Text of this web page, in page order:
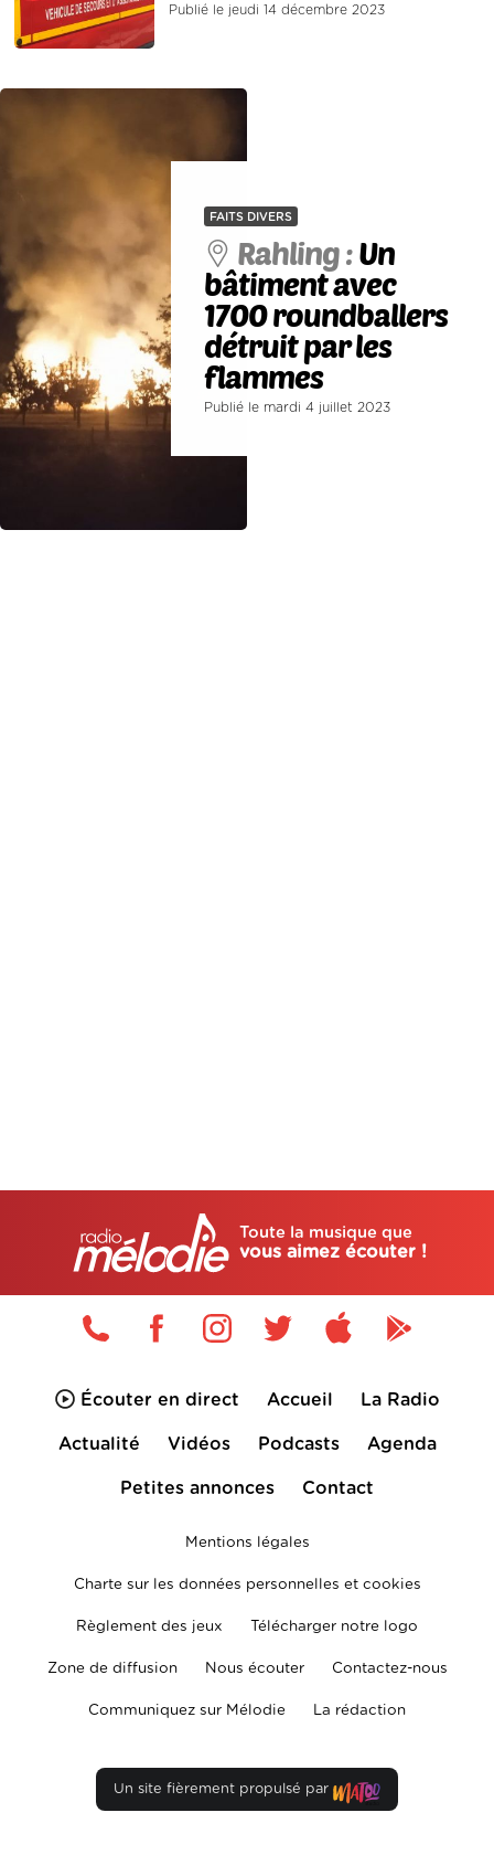
Publié le jeudi 14 décembre 2023
FAITS DIVERS
Rahling :Un
bâtiment avec
1700 roundballers
détruit par les
flammes
Publié le mardi 4 juillet 2023
Toute la musique que
vous aimez écouter !
Écouter en direct Accueil La Radio
Actualité Vidéos Podcasts Agenda
Petites annonces Contact
Mentions légales
Charte sur les données personnelles et cookies
Règlement des jeux Télécharger notre logo
Zone de diffusion Nous écouter Contactez-nous
Communiquez sur Mélodie La rédaction
Un site fièrement propulsé par